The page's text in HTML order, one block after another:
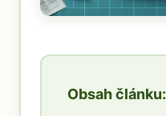
Obsah článku: